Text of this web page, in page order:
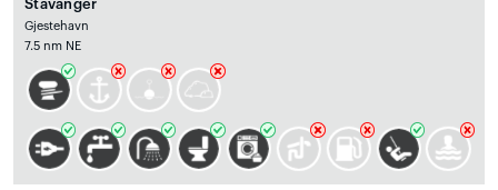
Stavanger
Gjestehavn
7.5 nm NE